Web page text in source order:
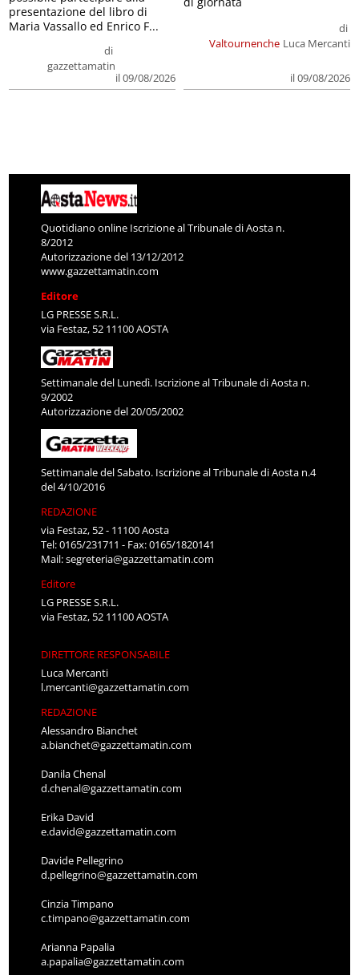
di
gazzettamatin
il 09/08/2026
presentazione del libro di
Maria Vassallo ed Enrico F...
Valtournenche
di
Luca Mercanti
il 09/08/2026
Quotidiano online Iscrizione al Tribunale di Aosta n.
8/2012
Autorizzazione del 13/12/2012
www.gazzettamatin.com
Editore
LG PRESSE S.R.L.
via Festaz, 52 11100 AOSTA
Settimanale del Lunedì. Iscrizione al Tribunale di Aosta n.
9/2002
Autorizzazione del 20/05/2002
Settimanale del Sabato. Iscrizione al Tribunale di Aosta n.4
del 4/10/2016
REDAZIONE
via Festaz, 52 - 11100 Aosta
Tel: 0165/231711 - Fax: 0165/1820141
Mail:segreteria@gazzettamatin.com
Editore
LG PRESSE S.R.L.
via Festaz, 52 11100 AOSTA
DIRETTORE RESPONSABILE
Luca Mercanti
l.mercanti@gazzettamatin.com
REDAZIONE
Alessandro Bianchet
a.bianchet@gazzettamatin.com
Danila Chenal
d.chenal@gazzettamatin.com
Erika David
e.david@gazzettamatin.com
Davide Pellegrino
d.pellegrino@gazzettamatin.com
Cinzia Timpano
c.timpano@gazzettamatin.com
Arianna Papalia
a.papalia@gazzettamatin.com